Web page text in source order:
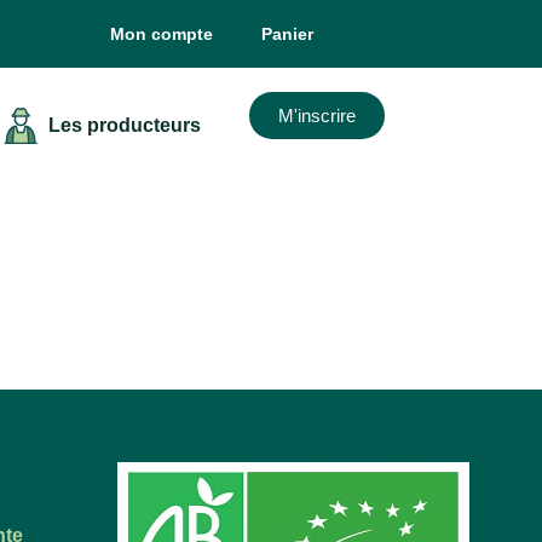
Mon compte Panier
Les producteurs M'inscrire